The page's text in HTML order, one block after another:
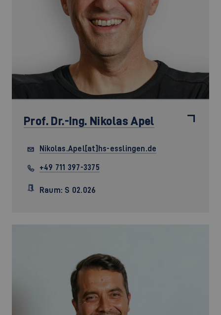
Prof. Dr.-Ing. Nikolas Apel
Nikolas.Apel[at]hs-esslingen.de
+49 711 397-3375
Raum: S 02.026